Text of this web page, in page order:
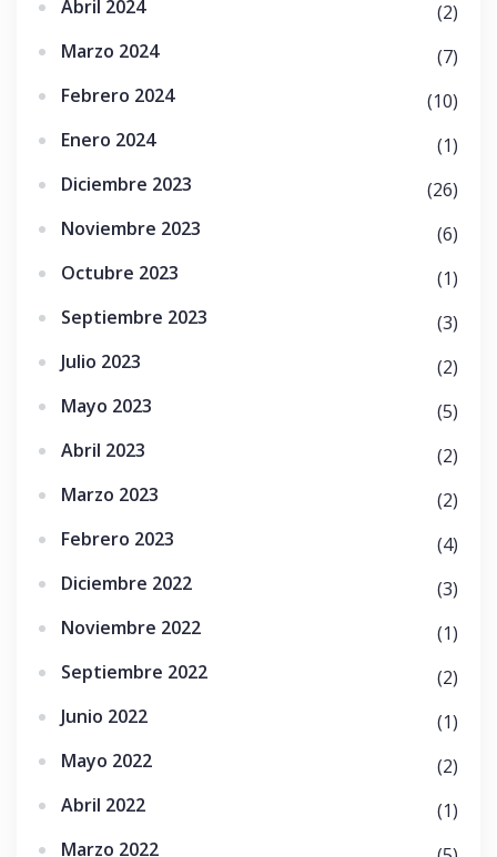
Abril 2024
(2)
Marzo 2024
(7)
Febrero 2024
(10)
Enero 2024
(1)
Diciembre 2023
(26)
Noviembre 2023
(6)
Octubre 2023
(1)
Septiembre 2023
(3)
Julio 2023
(2)
Mayo 2023
(5)
Abril 2023
(2)
Marzo 2023
(2)
Febrero 2023
(4)
Diciembre 2022
(3)
Noviembre 2022
(1)
Septiembre 2022
(2)
Junio 2022
(1)
Mayo 2022
(2)
Abril 2022
(1)
Marzo 2022